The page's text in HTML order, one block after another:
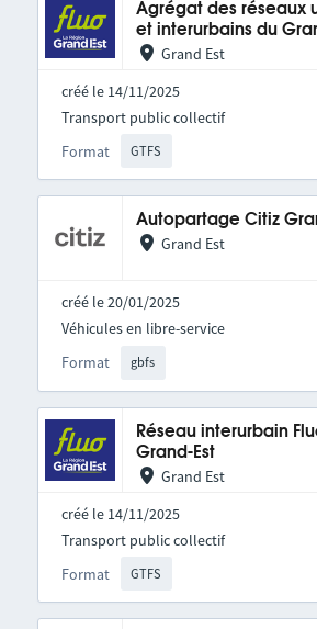
Agrégat des réseaux
et interurbains du
Grand Est
créé le 14/11/2025
Format GTFS
Transport public collectif
Autopartage Citiz
Grand Est
créé le 20/01/2025
Format gbfs
Véhicules en libre-service
Réseau interurbain
Grand-Est
Grand Est
créé le 14/11/2025
Format GTFS
Transport public collectif